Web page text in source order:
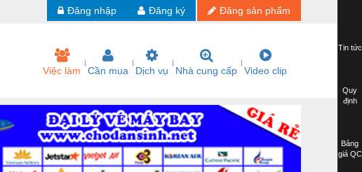
Đăng sản phẩm
Đăng ký
Đăng nhập
Việc làm Cần mua Dịch vụ Nhà cung cấp Video clip
Tin tức
Quy
định
Bảng
giá QC